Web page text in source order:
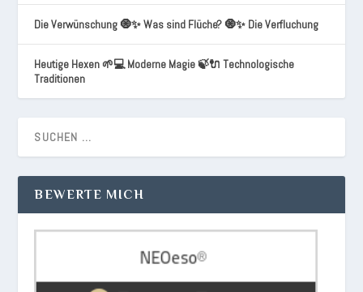
Die Verwünschung 🧿✨ Was sind Flüche? 🧿✨ Die Verfluchung
Heutige Hexen 🌱💻 Moderne Magie 🍃🔌 Technologische
Traditionen
BEWERTE MICH